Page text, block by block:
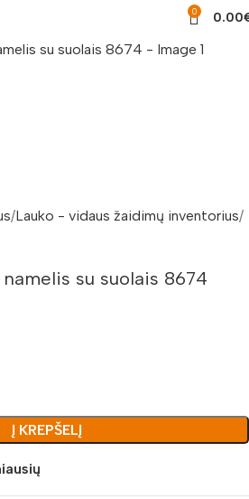
0 0.00
Lauko - vidaus žaidimų inventorius
namelis su suolais 8674
Į KREPŠELĮ